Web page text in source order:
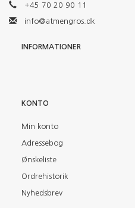
+45 70 20 90 11
info@atmengros.dk
INFORMATIONER
KONTO
Min konto
Adressebog
Ønskeliste
Ordrehistorik
Nyhedsbrev